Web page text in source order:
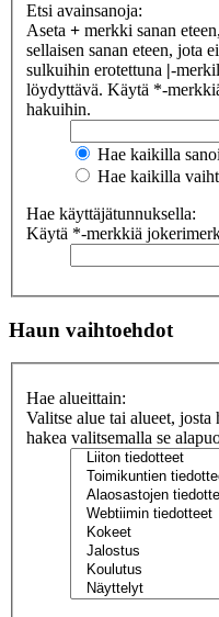
Etsi avainsanoja:
Aseta + merkki sanan
sellaisen sanan eteen, jota
sulkuihin erotettuna |-
löydyttävä. Käytä *-
hakuihin.
Hae kaikilla
Hae kaikilla
Hae käyttäjätunnuksella:
Käytä *-merkkiä
Haun vaihtoehdot
Hae alueittain:
Valitse alue tai alueet, josta
hakea valitsemalla se